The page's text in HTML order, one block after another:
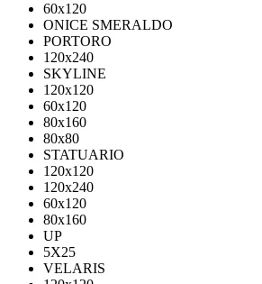
60x120
ONICE SMERALDO
PORTORO
120x240
SKYLINE
120x120
60x120
80x160
80x80
STATUARIO
120x120
120x240
60x120
80x160
UP
5Х25
VELARIS